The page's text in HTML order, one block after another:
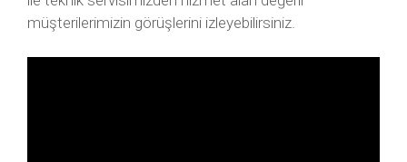
müşterilerimizin görüşlerini izleyebilirsiniz.